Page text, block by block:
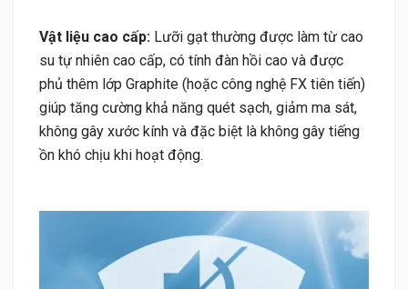
Vật liệu cao cấp: Lưỡi gạt thường được làm từ cao
su tự nhiên cao cấp, có tính đàn hồi cao và được
phủ thêm lớp Graphite (hoặc công nghệ FX tiên tiến)
giúp tăng cường khả năng quét sạch, giảm ma sát,
không gây xước kính và đặc biệt là không gây tiếng
ồn khó chịu khi hoạt động.